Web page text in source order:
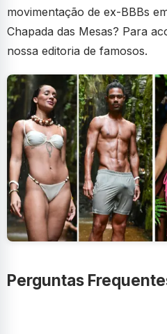
movimentação de ex-BBBs
Chapada das Mesas? Para
nossa editoria de famosos.
Perguntas